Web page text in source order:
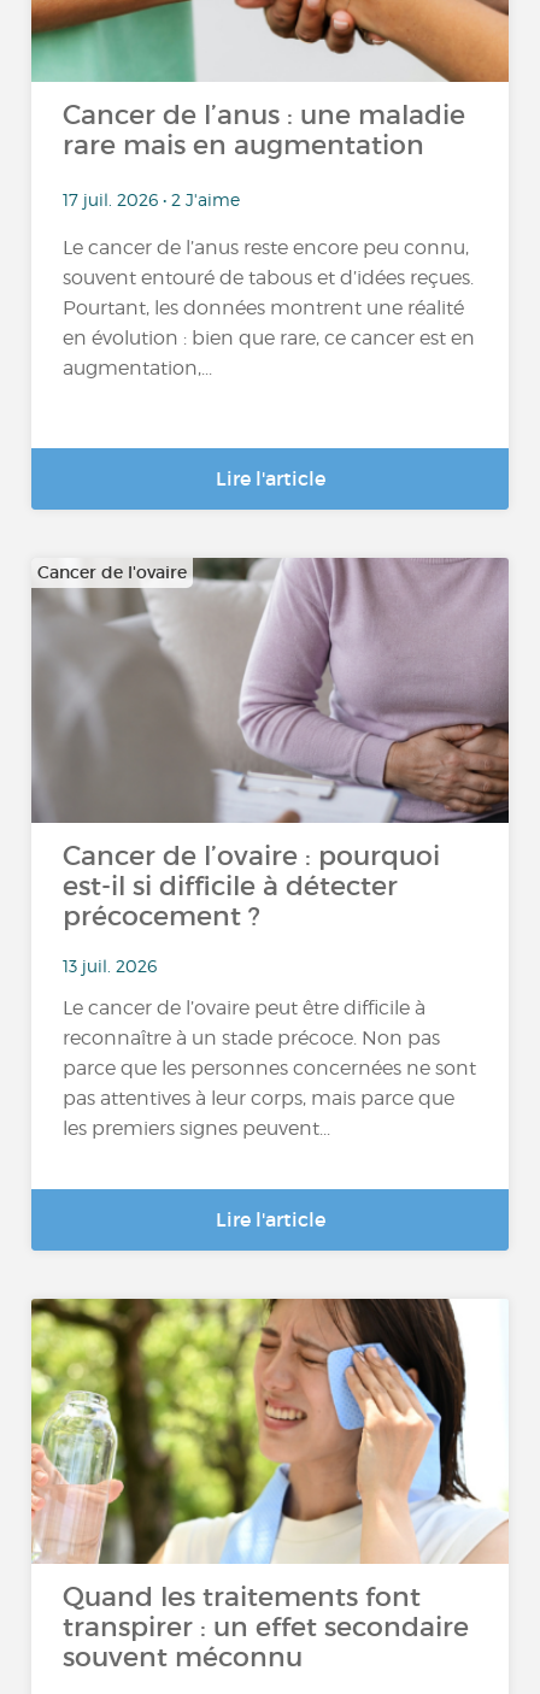
Cancer de l’anus : une maladie
rare mais en augmentation
17 juil. 2026 • 2 J'aime
Le cancer de l’anus reste encore peu connu,
souvent entouré de tabous et d’idées reçues.
Pourtant, les données montrent une réalité
en évolution : bien que rare, ce cancer est en
augmentation,...
Lire l'article
Cancer de l'ovaire
Cancer de l’ovaire : pourquoi
est-il si difficile à détecter
précocement ?
13 juil. 2026
Le cancer de l’ovaire peut être difficile à
reconnaître à un stade précoce. Non pas
parce que les personnes concernées ne sont
pas attentives à leur corps, mais parce que
les premiers signes peuvent...
Lire l'article
Quand les traitements font
transpirer : un effet secondaire
souvent méconnu